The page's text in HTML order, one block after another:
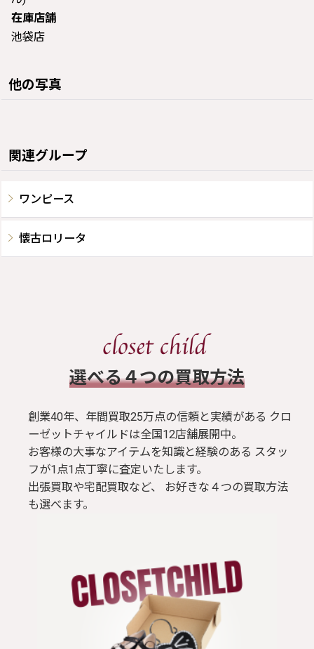
在庫店舗
池袋店
他の写真
関連グループ
ワンピース
懐古ロリータ
​選べる４つの買取方法
創業40年、年間買取25万点の信頼と実績がある クロ
ーゼットチャイルドは全国12店舗展開中。
お客様の大事なアイテムを知識と経験のある スタッ
フが1点1点丁寧に査定いたします。
出張買取や宅配買取など、 お好きな４つの買取方法
も選べます。